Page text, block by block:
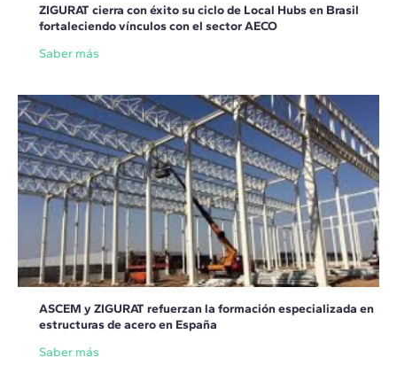
ZIGURAT cierra con éxito su ciclo de Local Hubs en Brasil
fortaleciendo vínculos con el sector AECO
Saber más
ASCEM y ZIGURAT refuerzan la formación especializada en
estructuras de acero en España
Saber más